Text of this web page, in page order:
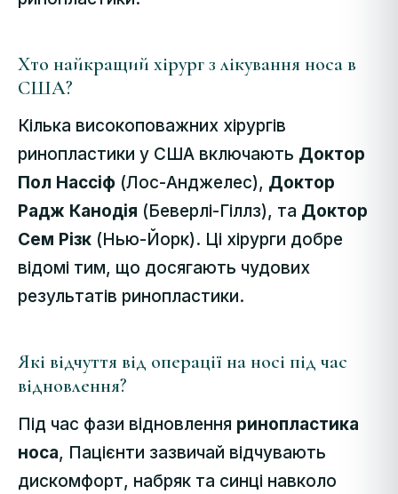
Хто найкращий хірург з лікування носа в
США?
Кілька високоповажних хірургів
ринопластики у США включають Доктор
Пол Нассіф (Лос-Анджелес), Доктор
Радж Канодія (Беверлі-Гіллз), та Доктор
Сем Різк (Нью-Йорк). Ці хірурги добре
відомі тим, що досягають чудових
результатів ринопластики.
Які відчуття від операції на носі під час
відновлення?
Під час фази відновлення ринопластика
носа, Пацієнти зазвичай відчувають
дискомфорт, набряк та синці навколо